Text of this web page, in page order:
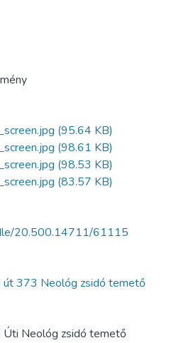
(95.64 KB)
(98.61 KB)
(98.53 KB)
(83.57 KB)
20.500.14711/61115
út 373 Neológ zsidó temető
Úti Neológ zsidó temető